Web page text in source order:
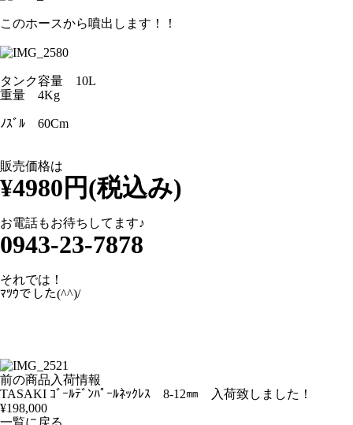
このホースから噴出します！！
タンク容量 10L
重量 4Kg
ﾉｽﾞﾙ 60Cm
販売価格は
¥4980円(税込み)
お電話もお待ちしてます♪
0943-23-7878
それでは！
ﾏﾂｳでした(^^)/
前の商品入荷情報
TASAKI ｺﾞｰﾙﾃﾞﾝﾊﾟｰﾙﾈｯｸﾚｽ 8-12㎜ 入荷致しました！
¥198,000